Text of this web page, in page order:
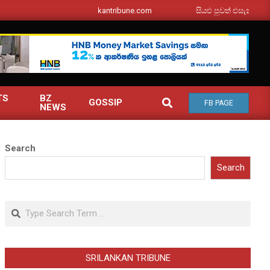
srilankantribune.com සියළු පුවත් එසැනින් ඔබ වෙත
BZ
NEWS
GOSSIP SEARCH
FB PAGE
Search
Search
Search
SRILANKAN TRIBUNE